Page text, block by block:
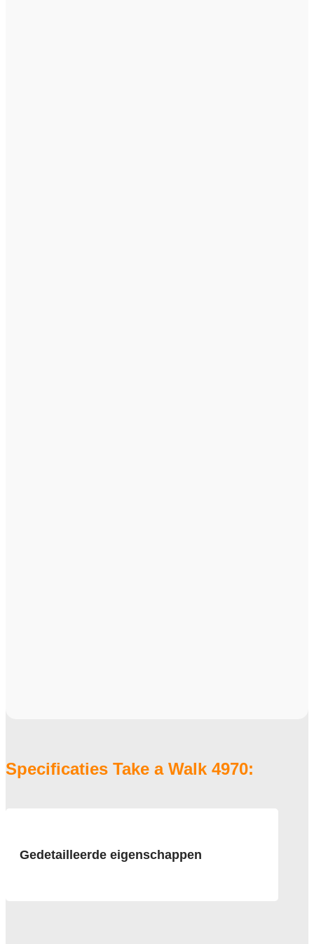
Specificaties Take a Walk 4970:
Gedetailleerde eigenschappen